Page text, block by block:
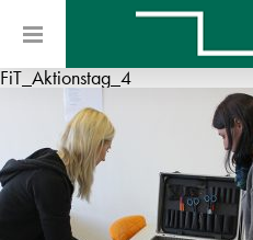
FiT_Aktionstag_4